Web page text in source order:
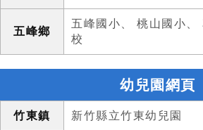
五峰鄉
五峰國小 桃山國小
校
幼兒園網頁
竹東鎮 新竹縣立竹東幼兒園